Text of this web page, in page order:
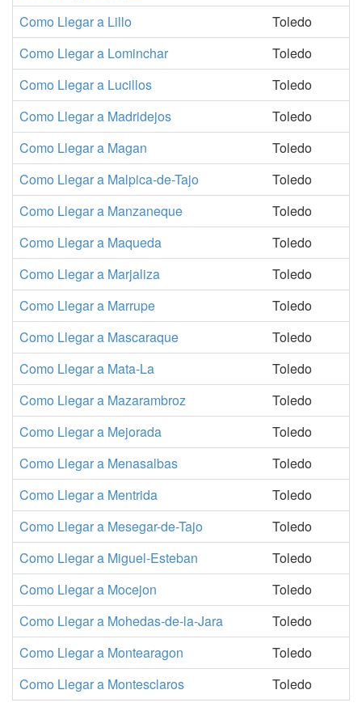
Como Llegar a Lillo
Toledo
Como Llegar a Lominchar
Toledo
Como Llegar a Lucillos
Toledo
Como Llegar a Madridejos
Toledo
Como Llegar a Magan
Toledo
Como Llegar a Malpica-de-Tajo
Toledo
Como Llegar a Manzaneque
Toledo
Como Llegar a Maqueda
Toledo
Como Llegar a Marjaliza
Toledo
Como Llegar a Marrupe
Toledo
Como Llegar a Mascaraque
Toledo
Como Llegar a Mata-La
Toledo
Como Llegar a Mazarambroz
Toledo
Como Llegar a Mejorada
Toledo
Como Llegar a Menasalbas
Toledo
Como Llegar a Mentrida
Toledo
Como Llegar a Mesegar-de-Tajo
Toledo
Como Llegar a Miguel-Esteban
Toledo
Como Llegar a Mocejon
Toledo
Como Llegar a Mohedas-de-la-Jara
Toledo
Como Llegar a Montearagon
Toledo
Como Llegar a Montesclaros
Toledo